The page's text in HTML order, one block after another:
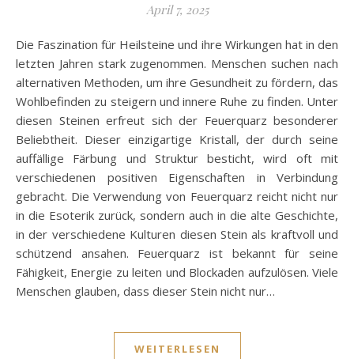
April 7, 2025
Die Faszination für Heilsteine und ihre Wirkungen hat in den
letzten Jahren stark zugenommen. Menschen suchen nach
alternativen Methoden, um ihre Gesundheit zu fördern, das
Wohlbefinden zu steigern und innere Ruhe zu finden. Unter
diesen Steinen erfreut sich der Feuerquarz besonderer
Beliebtheit. Dieser einzigartige Kristall, der durch seine
auffällige Färbung und Struktur besticht, wird oft mit
verschiedenen positiven Eigenschaften in Verbindung
gebracht. Die Verwendung von Feuerquarz reicht nicht nur
in die Esoterik zurück, sondern auch in die alte Geschichte,
in der verschiedene Kulturen diesen Stein als kraftvoll und
schützend ansahen. Feuerquarz ist bekannt für seine
Fähigkeit, Energie zu leiten und Blockaden aufzulösen. Viele
Menschen glauben, dass dieser Stein nicht nur…
WEITERLESEN